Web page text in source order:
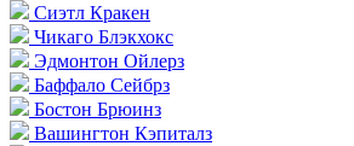
Сиэтл Кракен
Чикаго Блэкхокс
Эдмонтон Ойлерз
Баффало Сейбрз
Бостон Брюинз
Вашингтон Кэпиталз